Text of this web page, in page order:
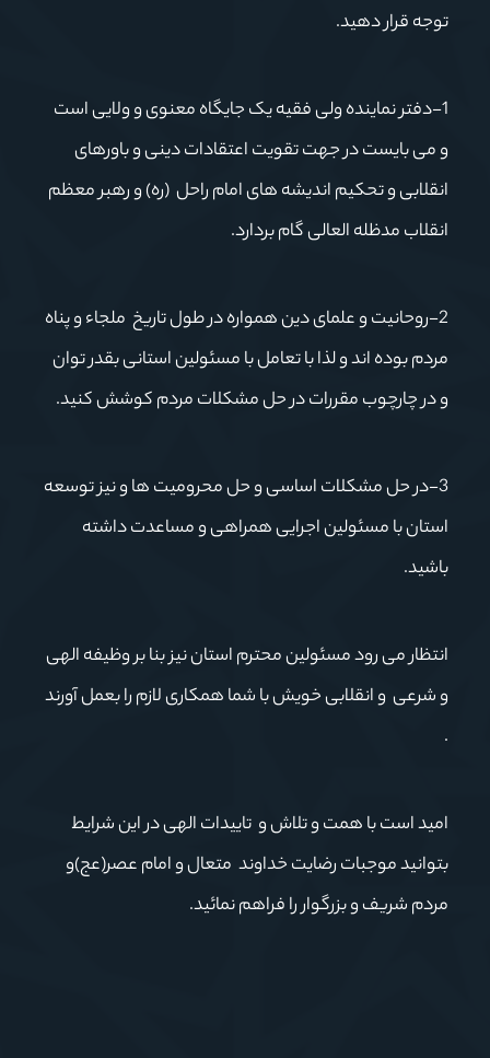
توجه قرار دهید.
1-دفتر نماینده ولی فقیه یک جایگاه معنوی و ولایی است
و می بایست در جهت تقویت اعتقادات دینی و باورهای
انقلابی و تحکیم اندیشه های امام راحل (ره) و رهبر معظم
انقلاب مدظله العالی گام بردارد.
2-روحانیت و علمای دین همواره در طول تاریخ ملجاء و پناه
مردم بوده اند و لذا با تعامل با مسئولین استانی بقدر توان
و در چارچوب مقررات در حل مشکلات مردم کوشش کنید.
3-در حل مشکلات اساسی و حل محرومیت ها و نیز توسعه
استان با مسئولین اجرایی همراهی و مساعدت داشته
باشید.
انتظار می رود مسئولین محترم استان نیز بنا بر وظیفه الهی
و شرعی و انقلابی خویش با شما همکاری لازم را بعمل آورند
.
امید است با همت و تلاش و تاییدات الهی در این شرایط
بتوانید موجبات رضایت خداوند متعال و امام عصر(عج)و
مردم شریف و بزرگوار را فراهم نمائید.